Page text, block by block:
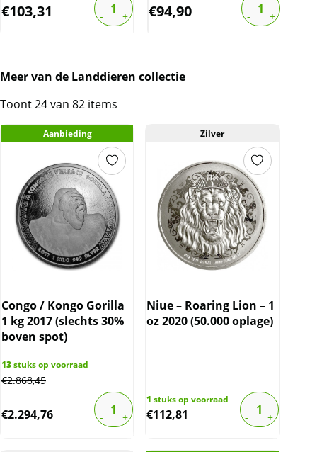
€103,31 €94,90
Meer van de Landdieren collectie
Toont 24 van 82 items
Aanbieding
Congo / Kongo Gorilla
1 kg 2017 (slechts 30%
boven spot)
13stuks op voorraad
€2.868,45
€2.294,76
Zilver
Niue – Roaring Lion – 1
oz 2020 (50.000 oplage)
1 stuks op voorraad
€112,81